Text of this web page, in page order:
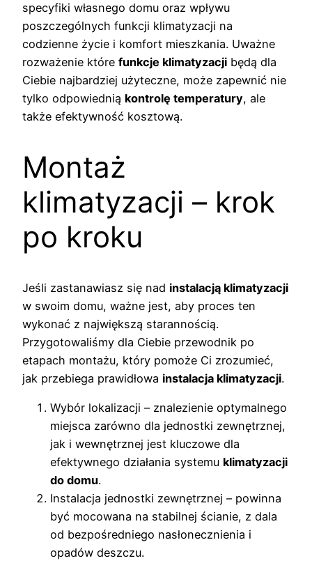
specyfiki własnego domu oraz wpływu
poszczególnych funkcji klimatyzacji na
codzienne życie i komfort mieszkania. Uważne
rozważenie które funkcje klimatyzacji będą dla
Ciebie najbardziej użyteczne, może zapewnić nie
tylko odpowiednią kontrolę temperatury, ale
także efektywność kosztową.
Montaż
klimatyzacji – krok
po kroku
Jeśli zastanawiasz się nad instalacją klimatyzacji
w swoim domu, ważne jest, aby proces ten
wykonać z największą starannością.
Przygotowaliśmy dla Ciebie przewodnik po
etapach montażu, który pomoże Ci zrozumieć,
jak przebiega prawidłowa instalacja klimatyzacji.
Wybór lokalizacji – znalezienie optymalnego
miejsca zarówno dla jednostki zewnętrznej,
jak i wewnętrznej jest kluczowe dla
efektywnego działania systemu klimatyzacji
do domu.
Instalacja jednostki zewnętrznej – powinna
być mocowana na stabilnej ścianie, z dala
od bezpośredniego nasłonecznienia i
opadów deszczu.